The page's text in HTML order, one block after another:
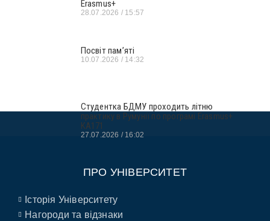
Erasmus+
28.07.2026 15:57
Посвіт пам’яті
10.07.2026 14:32
Студентка БДМУ проходить літню
практику в Румунії по програмі Erasmus+
KA171
27.07.2026 16:02
ПРО УНІВЕРСИТЕТ
Історія Університету
Нагороди та відзнаки